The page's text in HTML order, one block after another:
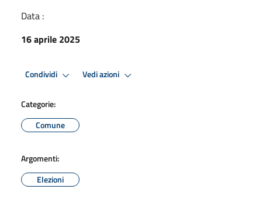
Data :
16 aprile 2025
Condividi Vedi azioni
Categorie:
Comune
Argomenti:
Elezioni